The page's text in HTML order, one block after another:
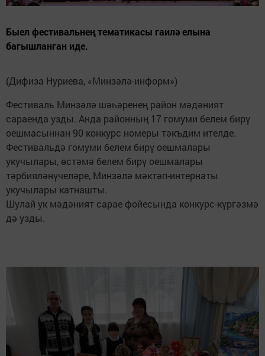
Быел фестивальнең тематикасы гаилә елына
багышланган иде.
(Дифиза Нуриева, «Минзәлә-информ»)
Фестиваль Минзәлә шәһәренең район мәдәният
сараенда узды. Анда районның 17 гомуми белем бирү
оешмасыннан 90 конкурс номеры тәкъдим ителде.
Фестивальдә гомуми белем бирү оешмалары
укучылары, өстәмә белем бирү оешмалары
тәрбияләнүчеләре, Минзәлә мәктәп-интернаты
укучылары катнашты.
Шулай ук мәдәният сарае фойесында конкурс-күргәзмә
дә узды.